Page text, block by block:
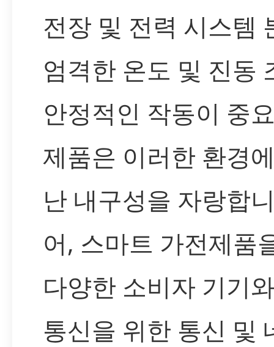
전장 및 전력 시스템
엄격한 온도 및 진동
안정적인 작동이 중
제품은 이러한 환경
난 내구성을 자랑합
어, 스마트 가전제품
다양한 소비자 기기
통신을 위한 통신 및